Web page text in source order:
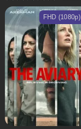
FHD (1080p)